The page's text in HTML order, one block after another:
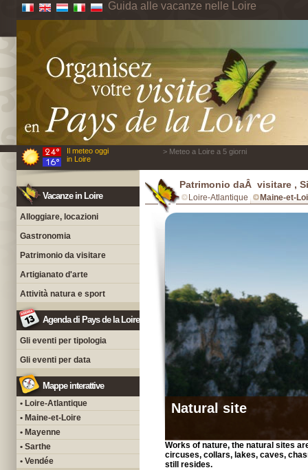
Guida alle vacanze nelle Loire
Il meteo oggi
in Loire
> Meteo a Loire a 5 giorni
Vacanze in Loire
Alloggiare, locazioni
Gastronomia
Patrimonio da visitare
Artigianato d'arte
Attività natura e sport
Agenda di Pays de la Loire
Gli eventi per tipologia
Gli eventi per data
Mappe interattive
• Loire-Atlantique
• Maine-et-Loire
• Mayenne
• Sarthe
• Vendée
Patrimonio daÂ visitare ,
Loire-Atlantique Maine-et-
Natural site
Works of nature, the natural sites
circuses, collars, lakes, caves,
still resides.